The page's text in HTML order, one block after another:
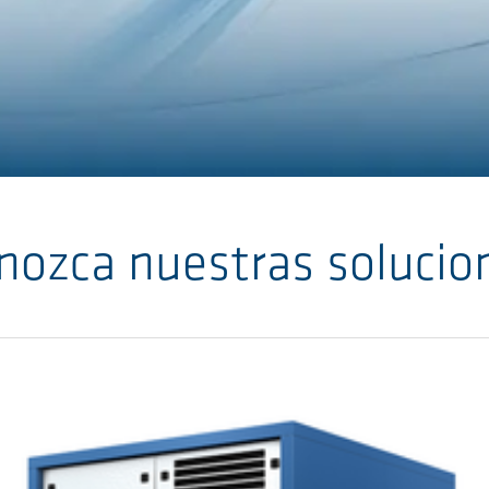
nuestras